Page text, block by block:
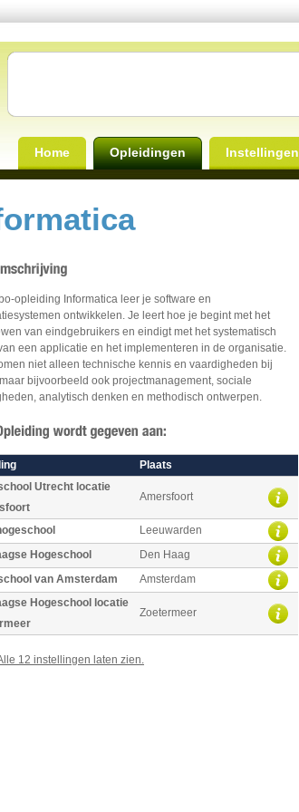
Home Opleidingen Instellingen
opleiding Informatica leer je software en
ontwikkelen. Je leert hoe je begint met het
van eindgebruikers en eindigt met het systematisch
een applicatie en het implementeren in de organisatie.
niet alleen technische kennis en vaardigheden bij
bijvoorbeeld ook projectmanagement, sociale
analytisch denken en methodisch ontwerpen.
Plaats
Utrecht locatie
Amersfoort
Leeuwarden
Hogeschool
Den Haag
van Amsterdam
Amsterdam
Hogeschool locatie
Zoetermeer
12 instellingen laten zien.